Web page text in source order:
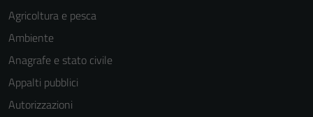
Agricoltura e pesca
Ambiente
Anagrafe e stato civile
Appalti pubblici
Autorizzazioni